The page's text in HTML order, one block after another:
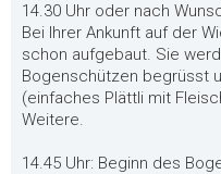
14.30 Uhr oder nach
Bei Ihrer Ankunft auf der
schon aufgebaut. Sie
Bogenschützen begrüsst
(einfaches Plättli mit
Weitere.
14.45 Uhr: Beginn des